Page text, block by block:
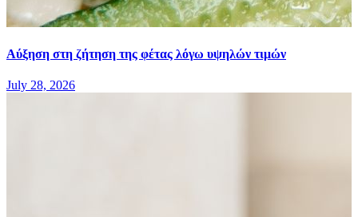
Αύξηση στη ζήτηση της φέτας λόγω υψηλών τιμών
July 28, 2026